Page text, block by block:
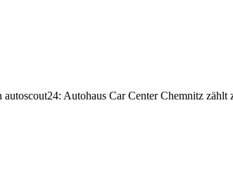
Autohaus Car Center Chemnitz zählt